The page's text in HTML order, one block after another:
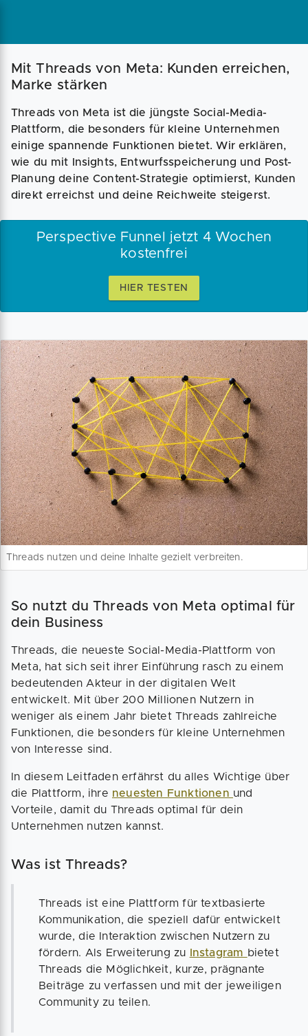
Mit Threads von Meta: Kunden erreichen,
Marke stärken
Threads von Meta ist die jüngste Social-Media-
Plattform, die besonders für kleine Unternehmen
einige spannende Funktionen bietet. Wir erklären,
wie du mit Insights, Entwurfsspeicherung und Post-
Planung deine Content-Strategie optimierst, Kunden
direkt erreichst und deine Reichweite steigerst.
Perspective Funnel jetzt 4 Wochen
kostenfrei
HIER TESTEN
Threads nutzen und deine Inhalte gezielt verbreiten.
So nutzt du Threads von Meta optimal für
dein Business
Threads, die neueste Social-Media-Plattform von
Meta, hat sich seit ihrer Einführung rasch zu einem
bedeutenden Akteur in der digitalen Welt
entwickelt. Mit über 200 Millionen Nutzern in
weniger als einem Jahr bietet Threads zahlreiche
Funktionen, die besonders für kleine Unternehmen
von Interesse sind.
In diesem Leitfaden erfährst du alles Wichtige über
die Plattform, ihre neuesten Funktionen und
Vorteile, damit du Threads optimal für dein
Unternehmen nutzen kannst.
Was ist Threads?
Threads ist eine Plattform für textbasierte
Kommunikation, die speziell dafür entwickelt
wurde, die Interaktion zwischen Nutzern zu
fördern. Als Erweiterung zu
Instagram bietet
Threads die Möglichkeit, kurze, prägnante
Beiträge zu verfassen und mit der jeweiligen
Community zu teilen.